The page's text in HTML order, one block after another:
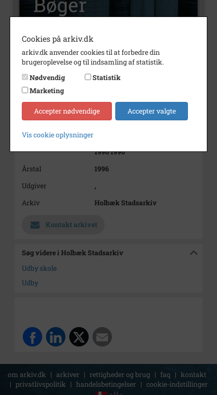
Nummer
S128
Type
Illustrationer
Forfatter(e)
Jan Thiemann
Indholdsnote
1996 1996
Årstal
1996
Udgiver
,
Arkiv
Holbæk Stadsarkiv
Kontakt arkivet
Søg videre i Holbæk Stadsarkiv
Udby skole
Udby
om arkiv.dk | arkiver | rettigheder og brug | faq | kontakt
| privatlivspolitik | handelsbetingelser | cookie-indstillinger
Cookies på arkiv.dk
arkiv.dk anvender cookies til at forbedre din
brugeroplevelse og til indsamling af statistik.
Nødvendig
Statistik
Marketing
Accepter nødvendige Accepter valgte
Vis cookie oplysninger